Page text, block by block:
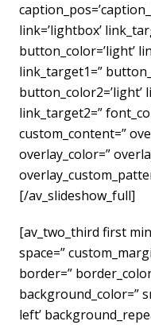
link=’lightbox’
button_color=’light’
link_target1=”
button_color2=’light’
link_target2=”
custom_content=”
overlay_color=”
[/av_slideshow_full]
[av_two_third first
space=”
border=”
background_color=”
left’